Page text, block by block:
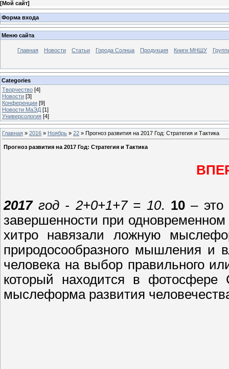
[Мой сайт]
Форма входа
Меню сайта
Главная Новости Статьи Города Солнца Продукция Книги МНШУ
Categories
Творчество [4]
Новости [3]
Конференции [9]
Новости МаЭД [1]
Универсология [4]
Главная » 2016 » Ноябрь » 22 » Прогноз развития на 2017 Год: Стратегия и Тактика
Прогноз развития на 2017 Год: Стратегия и Тактика
2017 год - 2+0+1+7 = 10. 10– это
завершенности при
хитро навязали ложную
природосообразного мышления и
человека на выбор правильного
который находится в фотосфере
мыслеформа развития